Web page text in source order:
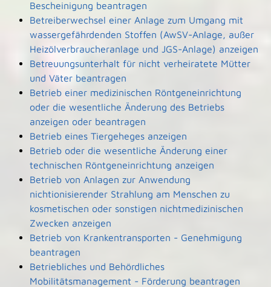
Bescheinigung beantragen
Betreiberwechsel einer Anlage zum Umgang mit
wassergefährdenden Stoffen (AwSV-Anlage, außer
Heizölverbraucheranlage und JGS-Anlage) anzeigen
Betreuungsunterhalt für nicht verheiratete Mütter
und Väter beantragen
Betrieb einer medizinischen Röntgeneinrichtung
oder die wesentliche Änderung des Betriebs
anzeigen oder beantragen
Betrieb eines Tiergeheges anzeigen
Betrieb oder die wesentliche Änderung einer
technischen Röntgeneinrichtung anzeigen
Betrieb von Anlagen zur Anwendung
nichtionisierender Strahlung am Menschen zu
kosmetischen oder sonstigen nichtmedizinischen
Zwecken anzeigen
Betrieb von Krankentransporten - Genehmigung
beantragen
Betriebliches und Behördliches
Mobilitätsmanagement - Förderung beantragen